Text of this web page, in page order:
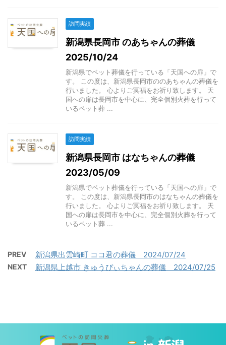
訪問実績
新潟県長岡市 のあちゃんの葬儀
2025/10/24
新潟県でペット葬儀を行っている「天国への扉」で
す。 この度は、新潟県長岡市ののあちゃんの葬儀を
行いました。 心よりご冥福をお祈り致します。 天
国への扉は長岡市を中心に、完全個別火葬を行って
いるペット葬 ...
訪問実績
新潟県長岡市 はなちゃんの葬儀
2023/05/09
新潟県でペット葬儀を行っている「天国への扉」で
す。 この度は、新潟県長岡市のはなちゃんの葬儀を
行いました。 心よりご冥福をお祈り致します。 天
国への扉は長岡市を中心に、完全個別火葬を行って
いるペット葬 ...
PREV 新潟県出雲崎町 ココ君の葬儀 2024/07/24
NEXT 新潟県上越市 きゅうぴぃちゃんの葬儀 2024/07/25